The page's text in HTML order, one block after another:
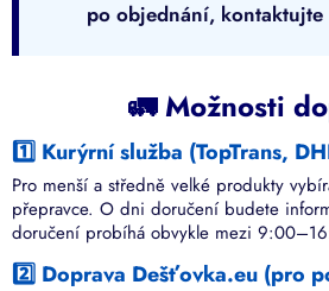
po objednání, kontaktujte
🚛 Možnosti
1️⃣ Kurýrní služba (TopTrans,
Pro menší a středně velké produkty
přepravce. O dni doručení budete
doručení probíhá obvykle mezi
2️⃣ Doprava Dešťovka.eu (pro